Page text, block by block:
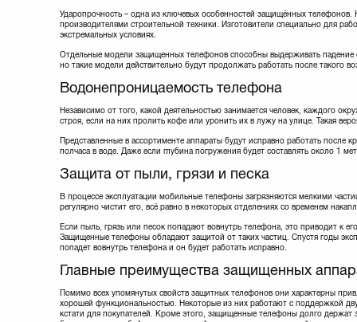
Ударопрочность – одна из ключевых особенностей защищённых
производителями строительной техники. Изготовители специально для
экстремальных условиях.
Отдельные модели защищенных телефонов способны выдерживать
но такие модели действительно будут продолжать работать после такого
Водонепроницаемость телефона
Независимо от того, какой деятельностью занимается человек, каждого
строя, если на них пролить кофе или уронить их в лужу на улице. Такая
Представленные в ассортименте аппараты будут исправно работать после
полчаса в воде. Даже если глубина погружения будет составлять около 1
Защита от пыли, грязи и песка
В процессе эксплуатации мобильные телефоны загрязняются мелкими
регулярно чистит его, всё равно в некоторых отделениях со временем
Если пыль, грязь или песок попадают вовнутрь телефона, это приводит к
Защищенные телефоны обладают защитой от таких частиц. Спустя годы
попадет вовнутрь телефона и он будет работать исправно.
Главные преимущества защищенных
Помимо всех упомянутых свойств защитных телефонов они характерны
хорошей функциональностью. Некоторые из них работают с поддержкой
кстати для покупателей. Кроме этого, защищенные телефоны долго держат